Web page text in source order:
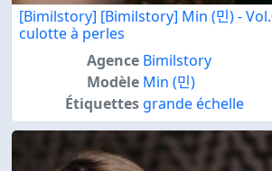
[Bimilstory] [Bimilstory] Min (민) -
culotte à perles
Agence Bimilstory
Modèle Min (민)
Étiquettes grande échelle